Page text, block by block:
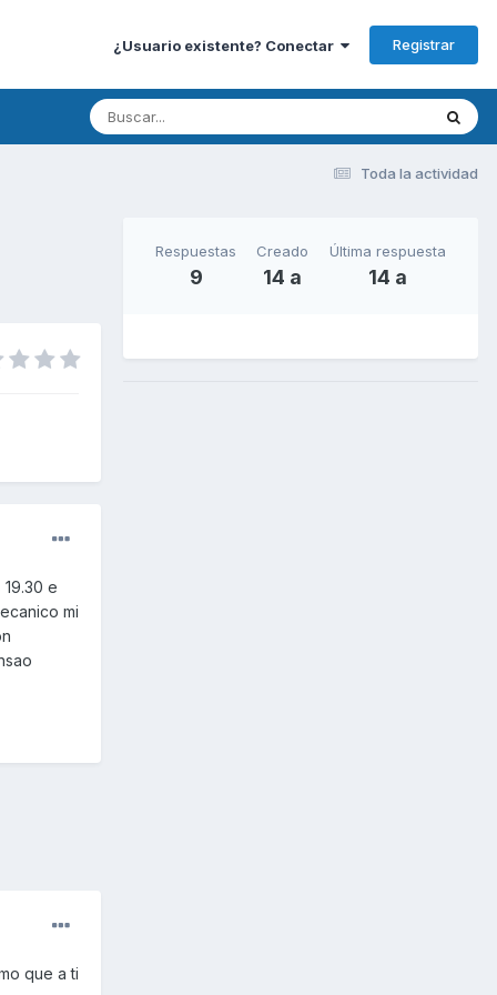
¿Usuario existente? Conectar Registrar
Toda la actividad
e
mi
que a ti
Respuestas
9
Creado
14 a
Última respuesta
14 a